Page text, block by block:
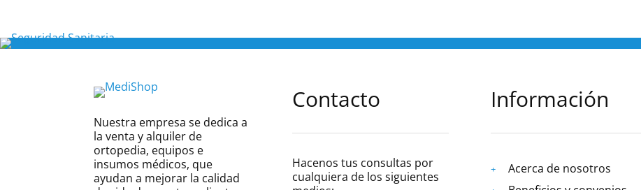
Nuestra empresa se dedica a
la venta y alquiler de
ortopedia, equipos e
insumos médicos, que
ayudan a mejorar la calidad
Contacto
Hacenos tus consultas por
cualquiera de los siguientes
Información
Acerca de nosotros